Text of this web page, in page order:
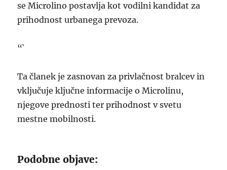
se Microlino postavlja kot vodilni kandidat za
prihodnost urbanega prevoza.
“`
Ta članek je zasnovan za privlačnost bralcev in
vključuje ključne informacije o Microlinu,
njegove prednosti ter prihodnost v svetu
mestne mobilnosti.
Podobne objave: